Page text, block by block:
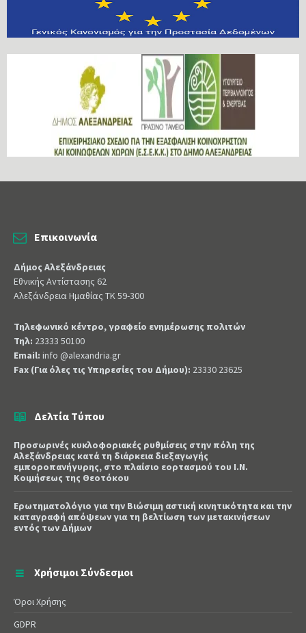
Επικοινωνία
Δήμος Αλεξάνδρειας
Εθνικής Αντίστασης 62
Αλεξάνδρεια Ημαθίας ΤΚ 59-300
Τηλεφωνικό κέντρο, γραφείο ενημέρωσης πολιτών
Τηλ: 23333 50100
Email: info @alexandria.gr
Fax (Για όλες τις Υπηρεσίες του Δήμου): 23330 23625
Δελτία Τύπου
Προσωρινές κυκλοφοριακές ρυθμίσεις στην πόλη της
Αλεξάνδρειας κατά τη διάρκεια διεξαγωγής
εμποροπανήγυρης, στο πλαίσιο εορτασμού του Ι.Ν.
Κοιμήσεως της Θεοτόκου
Ερωτηματολόγιο για την Βιώσιμη αστική κινητικότητα και την
καταγραφή απόψεων για τη βελτίωση των μετακινήσεων
εντός των Δήμων
Χρήσιμοι Σύνδεσμοι
Όροι Χρήσης
GDPR